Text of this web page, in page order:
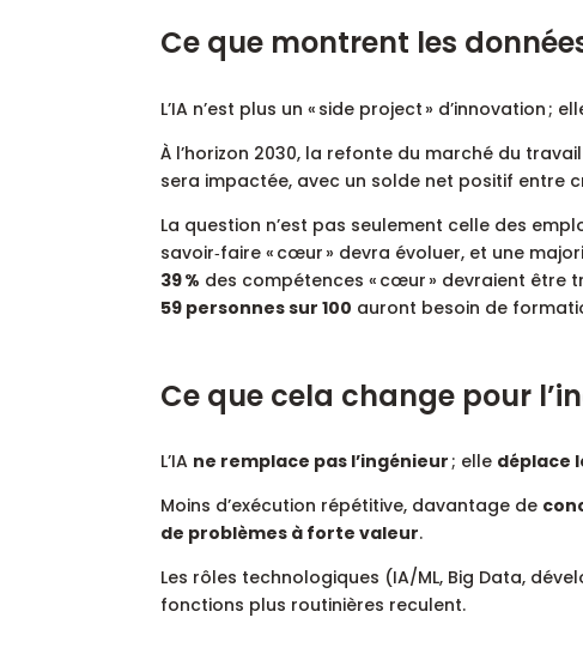
Ce que montrent les
L’IA n’est plus un « side project » d’innovation
À l’horizon 2030, la refonte du marché du
sera impactée, avec un solde net positif entre
La question n’est pas seulement celle des
savoir‑faire « cœur » devra évoluer, et une
39 % des compétences « cœur » devraient être
59 personnes sur 100 auront besoin de
Ce que cela change pour
L’IA ne remplace pas l’ingénieur; elle déplace
Moins d’exécution répétitive, davantage de
de problèmes à forte valeur.
Les rôles technologiques (IA/ML, Big Data,
fonctions plus routinières reculent.